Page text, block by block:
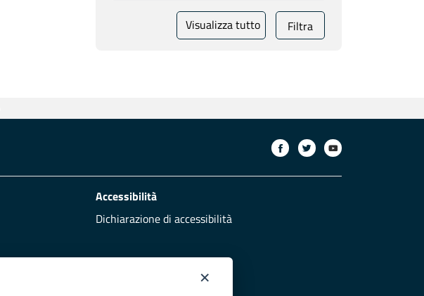
Visualizza tutto Filtra
Accessibilità
Dichiarazione di accessibilità
×